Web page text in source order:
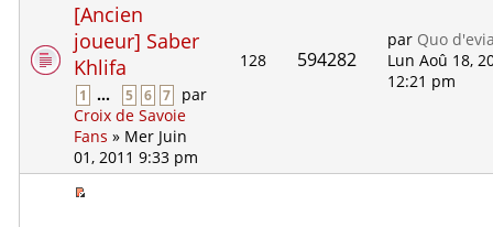
[Ancien
joueur] Saber
Khlifa
1 ... 5 6 7
par
Croix de Savoie
Fans » Mer Juin
01, 2011 9:33 pm
128 594282
par Quo
Lun Aoû 18,
12:21 pm